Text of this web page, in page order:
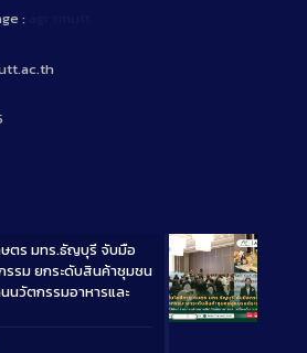
:
Long
ษตร มทร.ธัญบุรี จับมือ
รม ยกระดับสินค้าชุมชน
นวัตกรรมอาหารและ